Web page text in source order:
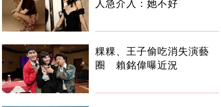
人急介入：她不好
粿粿、王子偷吃消失演藝
圈 賴銘偉曝近況